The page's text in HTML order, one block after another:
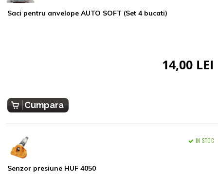
Saci pentru anvelope AUTO SOFT (Set 4 bucati)
14,00 LEI
Cumpara
Senzor presiune HUF 4050
IN STOC